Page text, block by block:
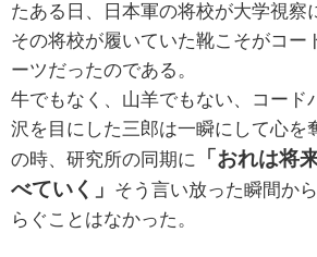
たある日、日本軍の将校が大学視察
その将校が履いていた靴こそがコー
ーツだったのである。
牛でもなく、山羊でもない、コード
沢を目にした三郎は一瞬にして心を
の時、研究所の同期に
「おれは将
べていく」 そう言い放った瞬間か
らぐことはなかった。